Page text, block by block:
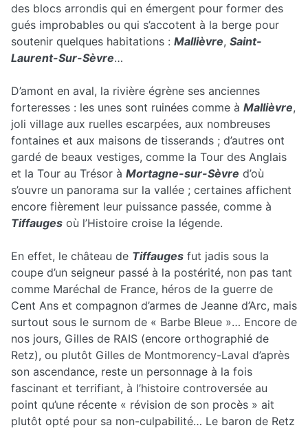
des blocs arrondis qui en émergent pour former des
gués improbables ou qui s’accotent à la berge pour
soutenir quelques habitations : Mallièvre, Saint-
Laurent-Sur-Sèvre…
D’amont en aval, la rivière égrène ses anciennes
forteresses : les unes sont ruinées comme à Mallièvre,
joli village aux ruelles escarpées, aux nombreuses
fontaines et aux maisons de tisserands ; d’autres ont
gardé de beaux vestiges, comme la Tour des Anglais
et la Tour au Trésor à Mortagne-sur-Sèvre d’où
s’ouvre un panorama sur la vallée ; certaines affichent
encore fièrement leur puissance passée, comme à
Tiffauges où l’Histoire croise la légende.
En effet, le château de Tiffauges fut jadis sous la
coupe d’un seigneur passé à la postérité, non pas tant
comme Maréchal de France, héros de la guerre de
Cent Ans et compagnon d’armes de Jeanne d’Arc, mais
surtout sous le surnom de « Barbe Bleue »… Encore de
nos jours, Gilles de RAIS (encore orthographié de
Retz), ou plutôt Gilles de Montmorency-Laval d’après
son ascendance, reste un personnage à la fois
fascinant et terrifiant, à l’histoire controversée au
point qu’une récente « révision de son procès » ait
plutôt opté pour sa non-culpabilité… Le baron de Retz